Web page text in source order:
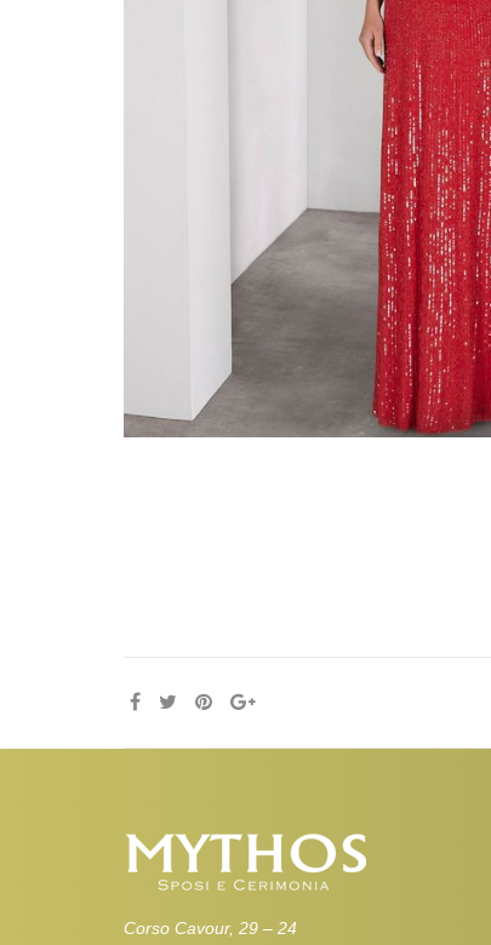
Corso Cavour, 29 – 24